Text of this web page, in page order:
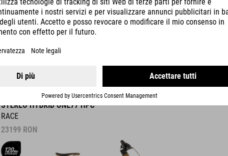
VARIANTI DI COLORE
STEREO HYBRID ONE77 HPC
RACE
23199 RON